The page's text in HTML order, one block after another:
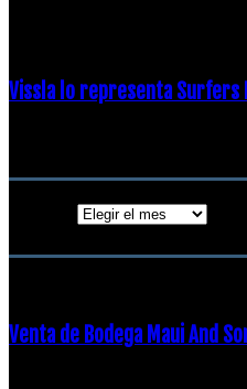
Vissla lo representa Surfers
Venta de Bodega Maui And